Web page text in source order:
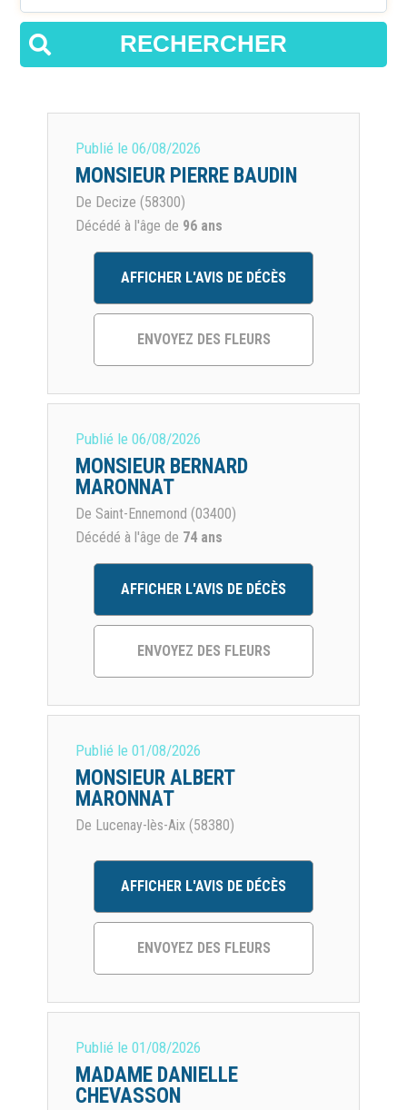
RECHERCHER
Publié le 06/08/2026
MONSIEUR PIERRE BAUDIN
De Decize (58300)
Décédé à l'âge de 96 ans
AFFICHER L'AVIS DE DÉCÈS
ENVOYEZ DES FLEURS
Publié le 06/08/2026
MONSIEUR BERNARD
MARONNAT
De Saint-Ennemond (03400)
Décédé à l'âge de 74 ans
AFFICHER L'AVIS DE DÉCÈS
ENVOYEZ DES FLEURS
Publié le 01/08/2026
MONSIEUR ALBERT
MARONNAT
De Lucenay-lès-Aix (58380)
AFFICHER L'AVIS DE DÉCÈS
ENVOYEZ DES FLEURS
Publié le 01/08/2026
MADAME DANIELLE
CHEVASSON